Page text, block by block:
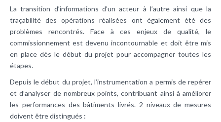
La transition d’informations d’un acteur à l’autre ainsi que la
traçabilité des opérations réalisées ont également été des
problèmes rencontrés. Face à ces enjeux de qualité, le
commissionnement est devenu incontournable et doit être mis
en place dès le début du projet pour accompagner toutes les
étapes.
Depuis le début du projet, l’instrumentation a permis de repérer
et d’analyser de nombreux points, contribuant ainsi à améliorer
les performances des bâtiments livrés. 2 niveaux de mesures
doivent être distingués :